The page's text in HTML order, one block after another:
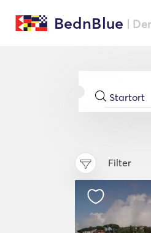
BednBlue |
Filter